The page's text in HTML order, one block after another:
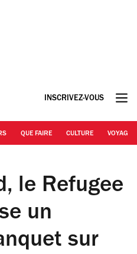
INSCRIVEZ-VOUS
QUE FAIRE CULTURE VOYAGE
le Refugee
un
sur